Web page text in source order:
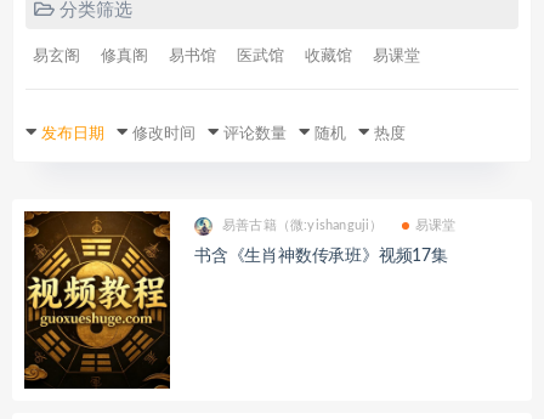
分类筛选
易玄阁 修真阁 易书馆 医武馆 收藏馆 易课堂
发布日期 修改时间 评论数量 随机 热度
易善古籍（微:yishanguji） 易课堂
书含《生肖神数传承班》视频17集